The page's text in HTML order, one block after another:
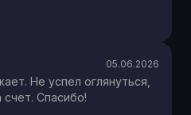
05.06.2026
Не успел оглянуться,
Спасибо!